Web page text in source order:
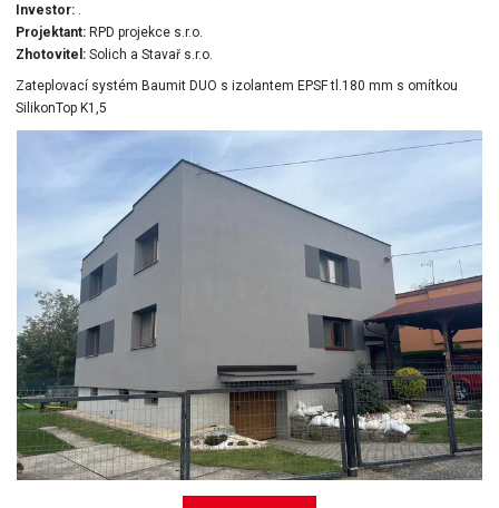
Investor:.
Projektant:RPD projekce s.r.o.
Zhotovitel:Solich a Stavař s.r.o.
Zateplovací systém Baumit DUO s izolantem EPSF tl.180 mm s omítkou
SilikonTop K1,5